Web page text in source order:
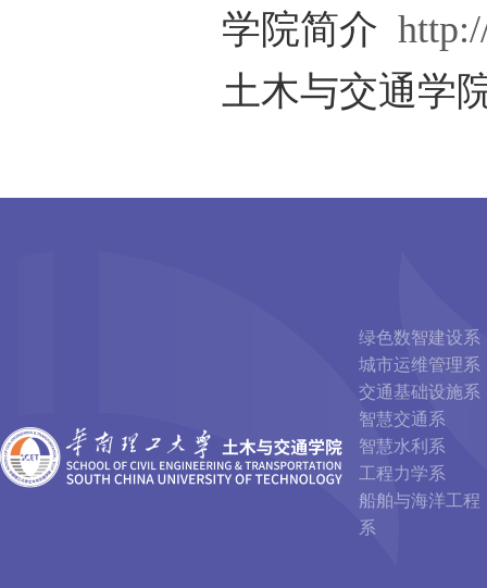
学院简介
土木与交通学
绿色数智建设系
城市运维管理系
交通基础设施系
智慧交通系
智慧水利系
工程力学系
船舶与海洋工程
系